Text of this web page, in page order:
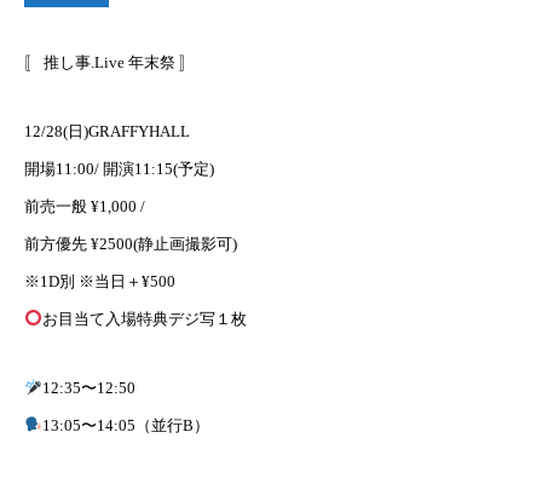
〚 推し事.Live 年末祭 〛
12/28(日)GRAFFYHALL
開場11:00/ 開演11:15(予定)
前売一般 ¥1,000 /
前方優先 ¥2500(静止画撮影可)
※1D別 ※当日＋¥500
お目当て入場特典デジ写１枚
12:35〜12:50
13:05〜14:05（並行B）